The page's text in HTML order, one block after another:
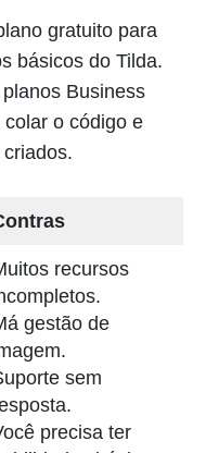
gratuito para
básicos do Tilda.
Business
o código e
recursos
gestão de
sem
precisa ter